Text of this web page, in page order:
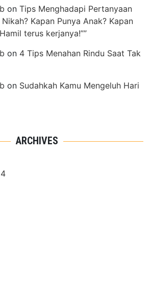
on Tips Menghadapi Pertanyaan
Kapan Punya Anak? Kapan
terus kerjanya!””
on 4 Tips Menahan Rindu Saat Tak
on Sudahkah Kamu Mengeluh Hari
ARCHIVES